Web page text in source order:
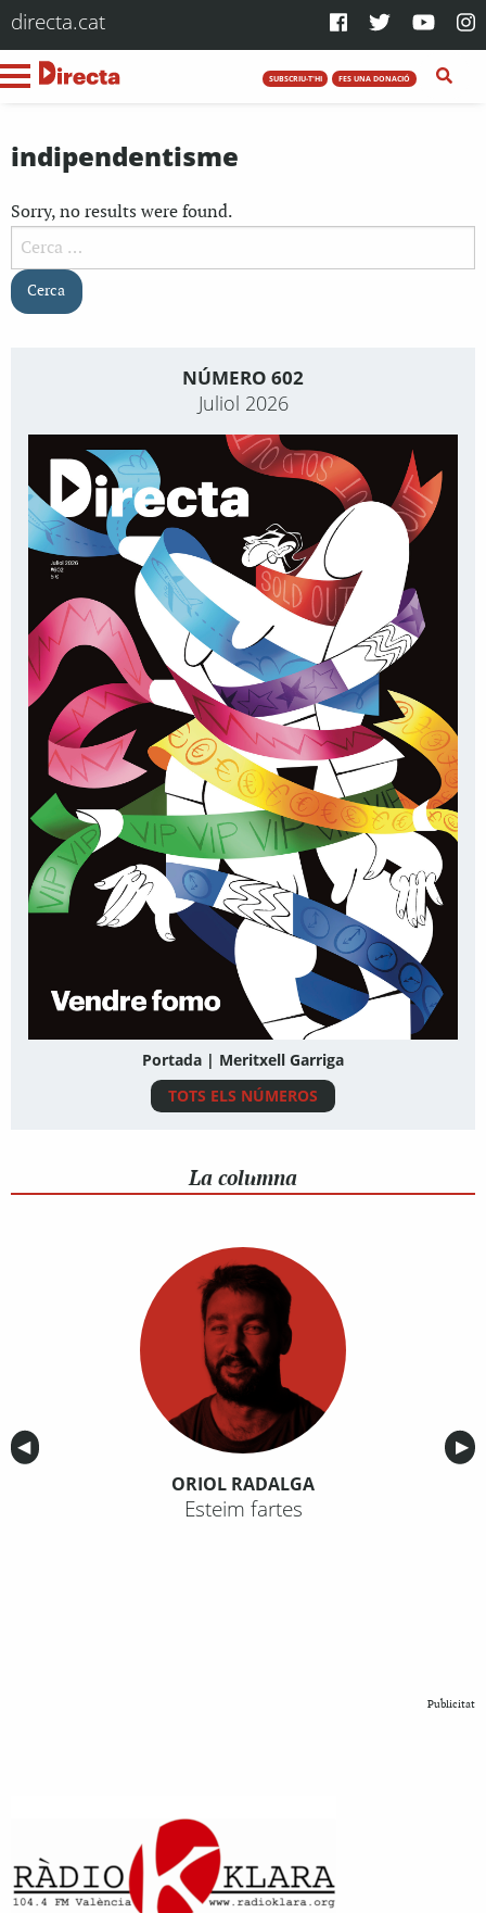
directa.cat
SUBSCRIU-T'HI FES UNA DONACIÓ
indipendentisme
Sorry, no results were found.
Cerca:
NÚMERO 602
Juliol 2026
Portada | Meritxell Garriga
TOTS ELS NÚMEROS
La columna
Anterior
◀︎ ▶︎
ORIOL RADALGA
Esteim fartes
Publicitat